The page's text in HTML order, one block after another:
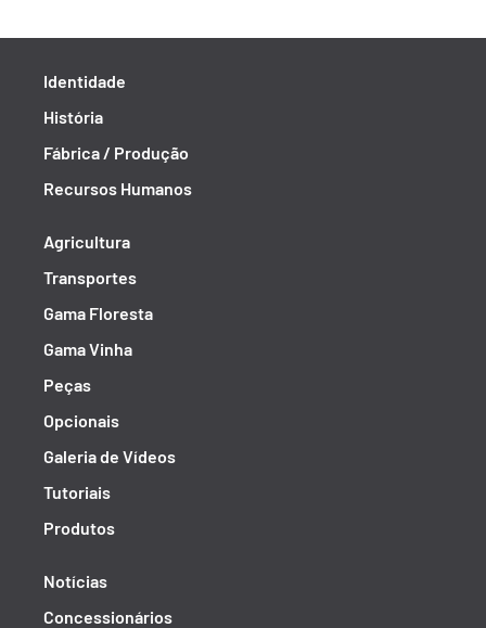
Identidade
História
Fábrica / Produção
Recursos Humanos
Agricultura
Transportes
Gama Floresta
Gama Vinha
Peças
Opcionais
Galeria de Vídeos
Tutoriais
Produtos
Notícias
Concessionários